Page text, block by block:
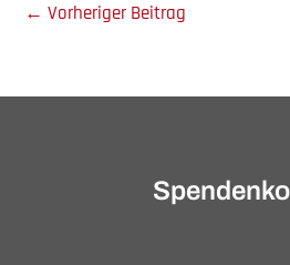
← Vorheriger Beitrag